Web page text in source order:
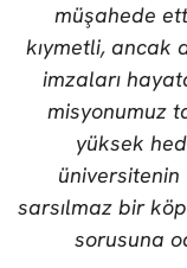
müşahede
kıymetli, ancak
imzaları
misyonumuz
yüksek
sarsılmaz bir
sorusuna